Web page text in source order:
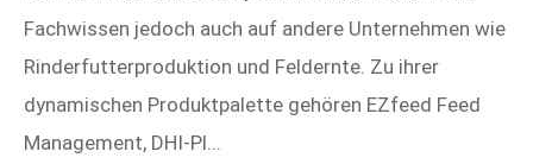
Fachwissen jedoch auch auf andere Unternehmen wie
Rinderfutterproduktion und Feldernte. Zu ihrer
dynamischen Produktpalette gehören EZfeed Feed
Management, DHI-Pl...